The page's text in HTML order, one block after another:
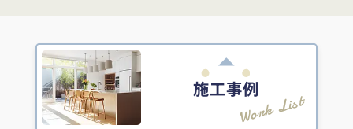
施工事例
Work List